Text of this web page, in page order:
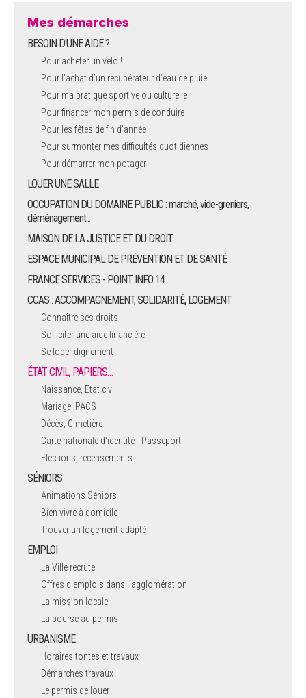
Mes démarches
BESOIN D'UNE AIDE ?
Pour acheter un vélo !
Pour l'achat d’un récupérateur d’eau de pluie
Pour ma pratique sportive ou culturelle
Pour financer mon permis de conduire
Pour les fêtes de fin d'année
Pour surmonter mes difficultés quotidiennes
Pour démarrer mon potager
LOUER UNE SALLE
OCCUPATION DU DOMAINE PUBLIC : marché, vide-greniers,
déménagement...
MAISON DE LA JUSTICE ET DU DROIT
ESPACE MUNICIPAL DE PRÉVENTION ET DE SANTÉ
FRANCE SERVICES - POINT INFO 14
CCAS : ACCOMPAGNEMENT, SOLIDARITÉ, LOGEMENT
Connaître ses droits
Solliciter une aide financière
Se loger dignement
ÉTAT CIVIL, PAPIERS…
Naissance, Etat civil
Mariage, PACS
Décès, Cimetière
Carte nationale d'identité - Passeport
Elections, recensements
SÉNIORS
Animations Séniors
Bien vivre à domicile
Trouver un logement adapté
EMPLOI
La Ville recrute
Offres d'emplois dans l'agglomération
La mission locale
La bourse au permis
URBANISME
Horaires tontes et travaux
Démarches travaux
Le permis de louer